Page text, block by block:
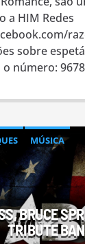
a HIM Redes
sobre
número:
MÚSICA
DE
BRUCE
TRIBUTE